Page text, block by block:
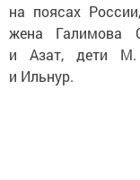
на поясах
жена Галимова
и Азат, дети М.
и Ильнур.